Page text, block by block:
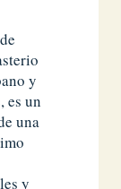
y
es un
una
y